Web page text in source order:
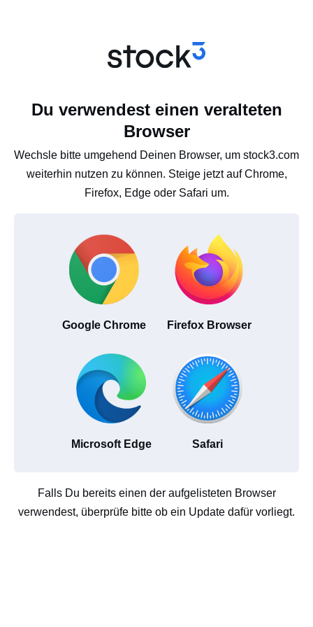
Du verwendest einen veralteten
Browser
Wechsle bitte umgehend Deinen Browser, um stock3.com
weiterhin nutzen zu können. Steige jetzt auf Chrome,
Firefox, Edge oder Safari um.
Google Chrome Firefox Browser
Microsoft Edge Safari
Falls Du bereits einen der aufgelisteten Browser
verwendest, überprüfe bitte ob ein Update dafür vorliegt.